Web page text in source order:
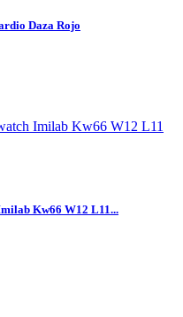
Daza Rojo
Kw66 W12 L11...